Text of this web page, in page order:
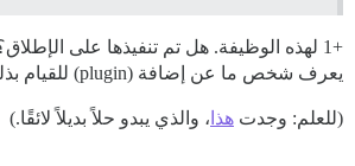
+1 لهذه الوظيفة. هل تم تنفيذها على
يعرف شخص ما عن إضافة (plugin) للقيام بذلك؟
(للعلم: وجدت هذا ، والذي يبدو حلاً بديلاً لائقًا.)